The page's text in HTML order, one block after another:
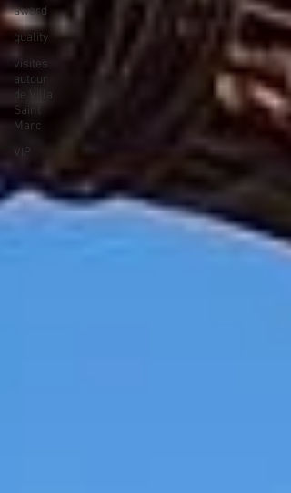
award
quality
visites
autour
de Villa
Saint
Marc
VIP